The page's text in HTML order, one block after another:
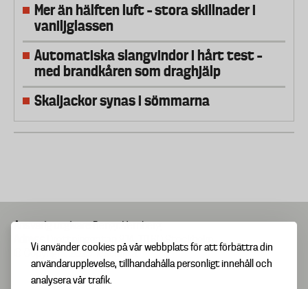
Vi använder cookies på vår webbplats för att förbättra din
användarupplevelse, tillhandahålla personligt innehåll och
analysera vår trafik.
Mer än hälften luft – stora skillnader i
vaniljglassen
Automatiska slangvindor i hårt test –
med brandkåren som draghjälp
Skaljackor synas i sömmarna
Ansvarig utgivareBengt Vernberg
© Copyright 2025 Testfakta